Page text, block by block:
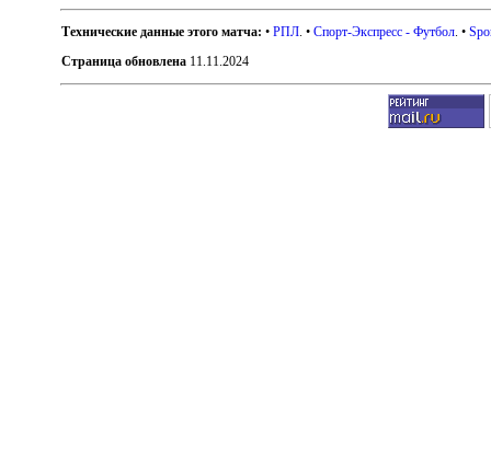
Технические данные этого матча: •РПЛ . •Спорт-Экспресс - Футбол . •
Страница обновлена 11.11.2024